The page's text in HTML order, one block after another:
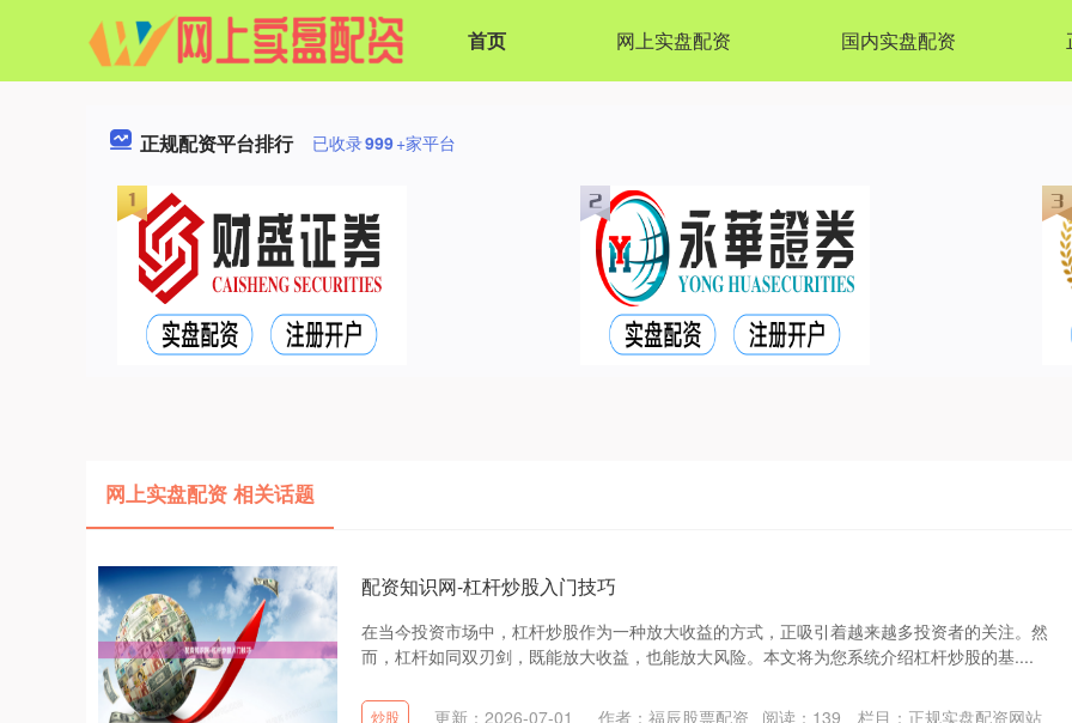
首页 网上实盘配资 国内实盘配资
正规配资平台排行 已收录999+家平台
网上实盘配资 相关话题
配资知识网-杠杆炒股入门技巧
在当今投资市场中，杠杆炒股作为一种放大收益的方式，正吸引着越来越多投资者的关注。然
而，杠杆如同双刃剑，既能放大收益，也能放大风险。本文将为您系统介绍杠杆炒股的基....
炒股 更新：2026-07-01 作者：福辰股票配资 阅读： 139 栏目： 正规实盘配资网站